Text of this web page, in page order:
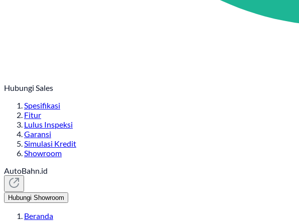
Hubungi Sales
Spesifikasi
Fitur
Lulus Inspeksi
Garansi
Simulasi Kredit
Showroom
AutoBahn.id
Hubungi Showroom
Beranda